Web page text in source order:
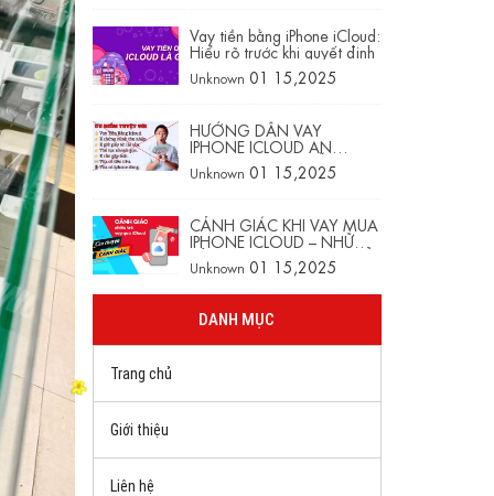
Vay tiền bằng iPhone iCloud:
Hiểu rõ trước khi quyết định
Unknown 01 15,2025
HƯỚNG DẪN VAY
IPHONE ICLOUD AN
TOÀN – TRÁNH BẪY LỪA
ĐẢO HIỆU QUẢ
Unknown 01 15,2025
CẢNH GIÁC KHI VAY MUA
IPHONE ICLOUD – NHỮNG
RỦI RO BẠN KHÔNG THỂ
BỎ QUA
Unknown 01 15,2025
DANH MỤC
Trang chủ
Giới thiệu
Liên hệ